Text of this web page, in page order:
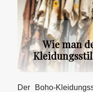
Wie man
Der Boho-